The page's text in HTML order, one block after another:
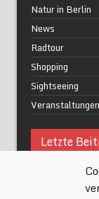
Natur in Berlin
News
Radtour
Shopping
Sightseeing
Veranstaltungen
Letzte
Was macht
Grüne Oasen